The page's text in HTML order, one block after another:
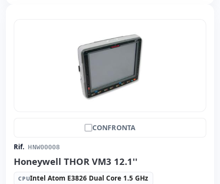
CONFRONTA
Rif. HNW00008
Honeywell THOR VM3 12.1''
CPUIntel Atom E3826 Dual Core 1.5 GHz